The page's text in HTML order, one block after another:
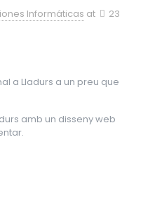
Informáticas at
23
a Lladurs a un preu que
amb un disseny web